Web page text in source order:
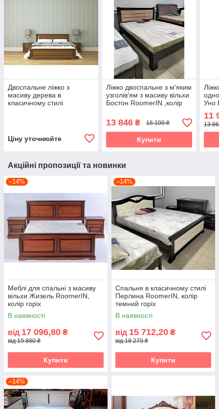
Двоспальне ліжко з
масиву дерева в
класичному стилі
Ціну уточнюйте
Ліжко двоспальне з м'яким
узголів'ям з масиву вільхи
Бостон RoomerIN ,колір
13 846₴ 16 100 ₴
Купити
Уно
/
11
13
Акційні пропозиції та новинки
–14%
Меблі для спальні з масиву
вільхи Жизель RoomerIN,
колір горіх
В наявності
від 17 096,80 ₴
від 19 880 ₴
Купити
–14%
Спальня в класичному стилі
Перлина RoomerIN, колір
темний горіх
В наявності
від 15 712,20 ₴
від 18 270 ₴
Купити
–14%